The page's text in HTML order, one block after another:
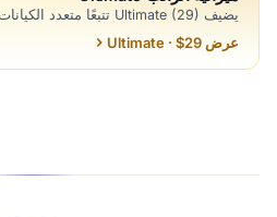
يضيف Ultimate (29) تتبعًا متعدد الكيانات وتقارير احترافية.
عرض Ultimate · $29